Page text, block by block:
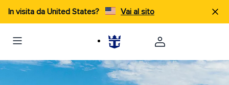
In visita da United States? Vai al sito